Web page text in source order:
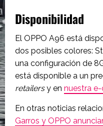
Disponibilidad
El OPPO A96 está
dos posibles colores:
una configuración de
está disponible a un
retailersy en nuestra
En otras noticias
Garros y OPPO